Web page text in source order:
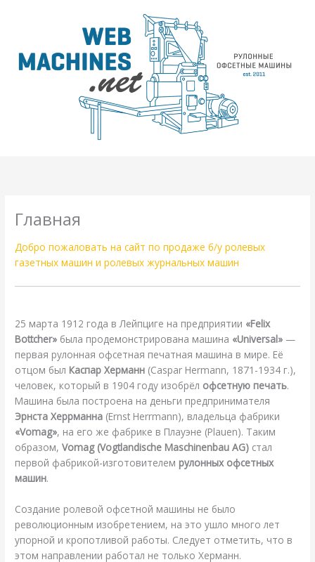
Главная
Добро пожаловать на сайт по продаже б/у ролевых
газетных машин и ролевых журнальных машин
25 марта 1912 года в Лейпциге на предприятии «Felix
Bottcher» была продемонстрирована машина «Universal» —
первая рулонная офсетная печатная машина в мире. Её
отцом был Каспар Херманн (Caspar Hermann, 1871-1934 г.),
человек, который в 1904 году изобрёл офсетную печать.
Машина была построена на деньги предпринимателя
Эрнста Херрманна (Ernst Herrmann), владельца фабрики
«Vomag», на его же фабрике в Плауэне (Plauen). Таким
образом,Vomag (Vogtlandische Maschinenbau AG) стал
первой фабрикой-изготовителем рулонных офсетных
машин.
Создание ролевой офсетной машины не было
революционным изобретением, на это ушло много лет
упорной и кропотливой работы. Следует отметить, что в
этом направлении работал не только Херманн.